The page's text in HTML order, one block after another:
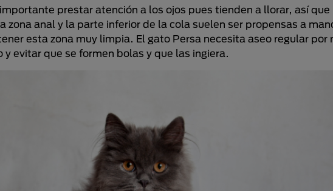
prestar atención a los ojos pues tienden a llorar, así que
zona anal y la parte inferior de la cola suelen ser propensas a
esta zona muy limpia. El gato Persa necesita aseo regular por
evitar que se formen bolas y que las ingiera.